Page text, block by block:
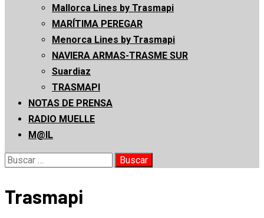
Mallorca Lines by Trasmapi
MARÍTIMA PEREGAR
Menorca Lines by Trasmapi
NAVIERA ARMAS-TRASME SUR
Suardiaz
TRASMAPI
NOTAS DE PRENSA
RADIO MUELLE
M@IL
Buscar:
Trasmapi